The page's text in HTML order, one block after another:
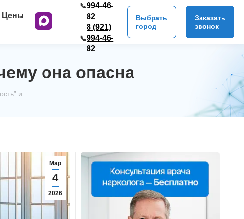
Цены
📞994-46-
82
📞
8 (921)
994-46-
82
Выбрать
город
Заказать
звонок
она опасна
и…
Мар
4
2026